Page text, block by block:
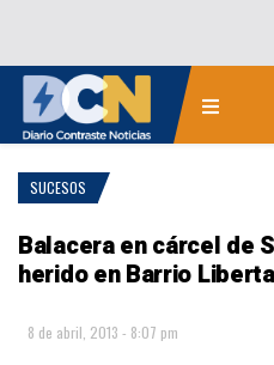
SUCESOS
Balacera en cárcel de
herido en Barrio
8 de abril, 2013 - 8:07 pm